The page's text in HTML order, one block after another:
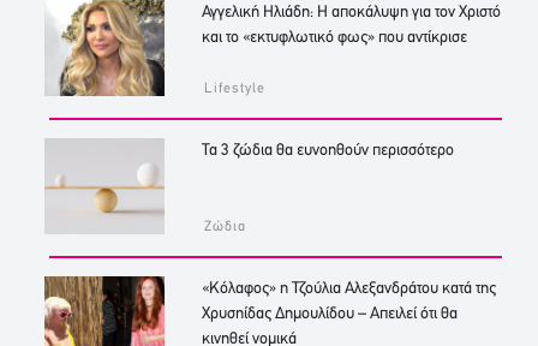
Αγγελική Ηλιάδη: Η αποκάλυψη για τον Χριστό
και το «εκτυφλωτικό φως» που αντίκρισε
Lifestyle
Τα 3 ζώδια θα ευνοηθούν περισσότερο
Ζώδια
«Κόλαφος» η Τζούλια Αλεξανδράτου κατά της
Χρυσηίδας Δημουλίδου – Απειλεί ότι θα
κινηθεί νομικά